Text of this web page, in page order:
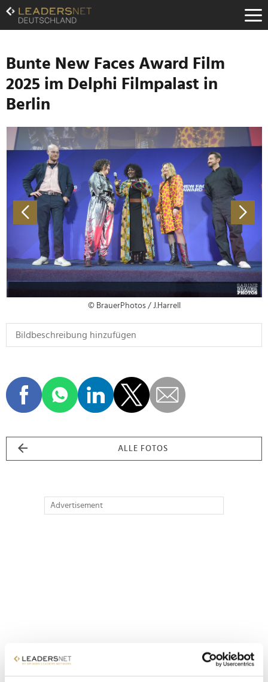
Zum
Inhalt
Zur
Navigation
Zur
Hauptnavigation
Bunte New Faces Award Film
2025 im Delphi Filmpalast in
Berlin
© BrauerPhotos / J.Harrell
ALLE FOTOS
Advertisement